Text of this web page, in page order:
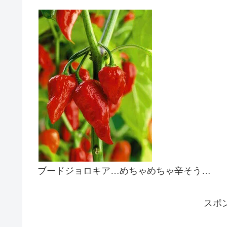
ブードジョロキア…めちゃめちゃ辛そう…
スポ